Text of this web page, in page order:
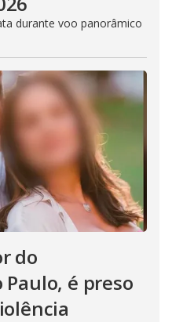
durante voo panorâmico
do
é preso